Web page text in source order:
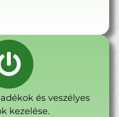
és veszélyes
kezelése.